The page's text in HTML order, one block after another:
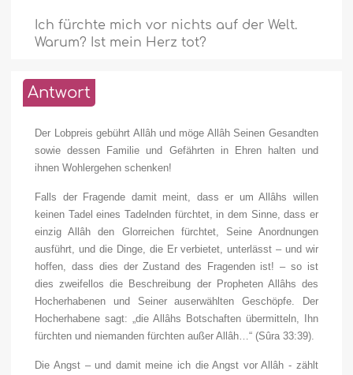
Ich fürchte mich vor nichts auf der Welt.
Warum? Ist mein Herz tot?
Antwort
Der Lobpreis gebührt Allâh und möge Allâh Seinen Gesandten
sowie dessen Familie und Gefährten in Ehren halten und
ihnen Wohlergehen schenken!
Falls der Fragende damit meint, dass er um Allâhs willen
keinen Tadel eines Tadelnden fürchtet, in dem Sinne, dass er
einzig Allâh den Glorreichen fürchtet, Seine Anordnungen
ausführt, und die Dinge, die Er verbietet, unterlässt – und wir
hoffen, dass dies der Zustand des Fragenden ist! – so ist
dies zweifellos die Beschreibung der Propheten Allâhs des
Hocherhabenen und Seiner auserwählten Geschöpfe. Der
Hocherhabene sagt: „die Allâhs Botschaften übermitteln, Ihn
fürchten und niemanden fürchten außer Allâh…“ (Sûra 33:39).
Die Angst – und damit meine ich die Angst vor Allâh - zählt